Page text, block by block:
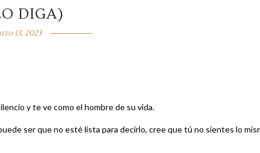
DIGA)
13, 2023
y te ve como el hombre de su vida.
ser que no esté lista para decirlo, cree que tú no sientes lo